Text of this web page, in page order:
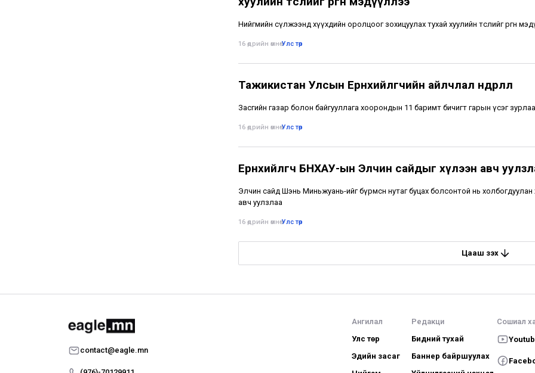
Нийгмийн сүлжээнд хүүхдийн оролцоог зохицуулах тухай хуулийн төслийг өргөн
16 өдрийн өмнө•Улс төр
Тажикистан Улсын Ерөнхийлөгчийн айлчлал өндөрлөлөө
Засгийн газар болон байгууллага хоорондын 11 баримт бичигт гарын үсэг зурлаа.
16 өдрийн өмнө•Улс төр
Ерөнхийлөгч БНХАУ-ын Элчин сайдыг хүлээн авч
Элчин сайд Шэнь Миньжуань-ийг бүрмөсөн нутаг буцах болсонтой нь холбогдуулан
авч уулзлаа
16 өдрийн өмнө•Улс төр
Цааш үзэх
contact@eagle.mn
Ангилал
Улс төр
Эдийн засаг
Редакци
Бидний тухай
Баннер байршуулах
Сошиал